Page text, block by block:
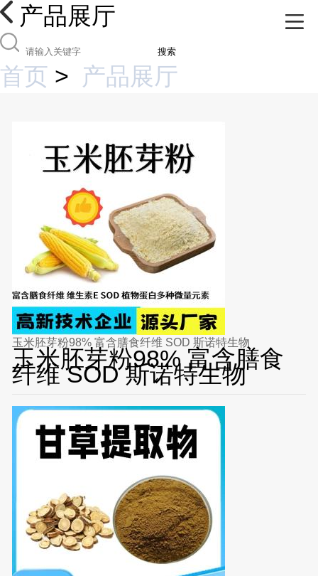
产品展厅
搜索
首页 > 产品展厅
玉米胚芽粉98% 富含膳食纤维 SOD 斯诺特生物
玉米胚芽粉98% 富含膳食
纤维 SOD 斯诺特生物